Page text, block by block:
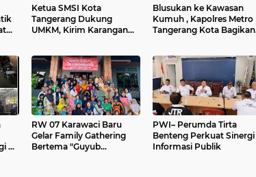
Ketua SMSI Kota
Tangerang Dukung
UMKM, Kirim Karangan
Otentik 2
Blusukan ke Kawasan
Kumuh , Kapolres Metro
Tangerang Kota Bagikan
di
RW 07 Karawaci Baru
Gelar Family Gathering
Bertema "Guyub
PWI– Perumda Tirta
Benteng Perkuat Sinergi
Informasi Publik